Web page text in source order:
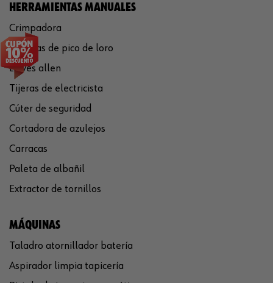
HERRAMIENTAS MANUALES
Crimpadora
Tenazas de pico de loro
Llaves allen
Tijeras de electricista
Cúter de seguridad
Cortadora de azulejos
Carracas
Paleta de albañil
Extractor de tornillos
MÁQUINAS
Taladro atornillador batería
Aspirador limpia tapicería